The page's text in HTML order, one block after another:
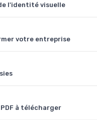
l'identité visuelle
votre entreprise
à télécharger